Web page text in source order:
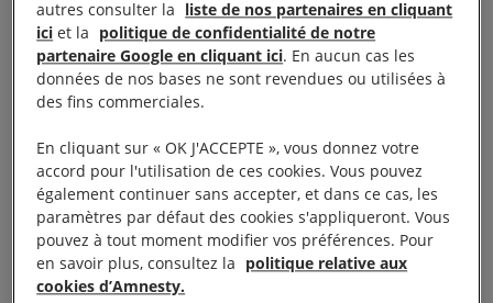
préoccupations quant au respect des droits
humains de la population vénézuélienne. Elle
constitue très probablement une violation du droit
international, notamment de la Charte des Nations
Unies. Tout comme la volonté affichée des États-
Unis de diriger le Venezuela et de contrôler ses
ressources pétrolières.
Amnesty International est particulièrement
préoccupée par les risques d’escalade des violations
autres consulter la liste de nos partenaires en cliquant
ici et la politique de confidentialité de notre
partenaire Google en cliquant ici. En aucun cas les
données de nos bases ne sont revendues ou utilisées à
des fins commerciales.
En cliquant sur « OK J'ACCEPTE », vous donnez votre
accord pour l'utilisation de ces cookies. Vous pouvez
également continuer sans accepter, et dans ce cas, les
paramètres par défaut des cookies s'appliqueront. Vous
pouvez à tout moment modifier vos préférences. Pour
en savoir plus, consultez la politique relative aux
cookies d’Amnesty.